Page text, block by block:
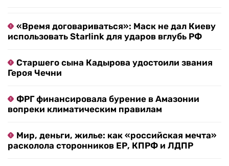
«Время договариваться»: Маск не дал Киеву
использовать Starlink для ударов вглубь РФ
Старшего сына Кадырова удостоили звания
Героя Чечни
ФРГ финансировала бурение в Амазонии
вопреки климатическим правилам
Мир, деньги, жилье: как «российская мечта»
расколола сторонников ЕР, КПРФ и ЛДПР